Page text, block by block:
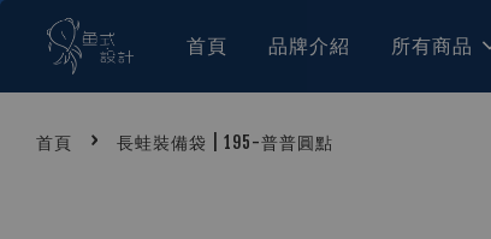
首頁 品牌介紹 所有商品
首頁 › 長蛙裝備袋 | 195-普普圓點